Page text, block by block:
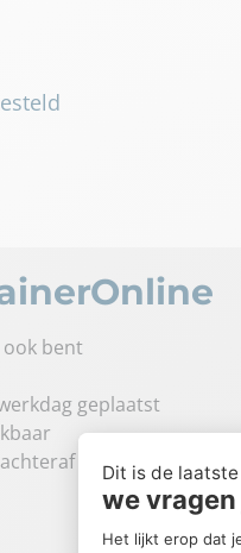
ook bent
geplaatst